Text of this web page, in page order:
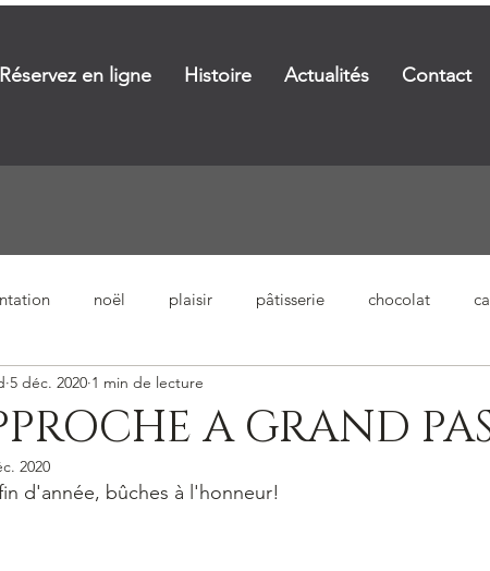
Réservez en ligne Histoire Actualités Contact
noël plaisir pâtisserie chocolat
A GRAND
5 déc. 2020 1 min de lecture
2020
d'année, bûches à l'honneur!